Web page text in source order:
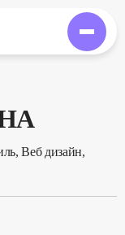
Веб дизайн,